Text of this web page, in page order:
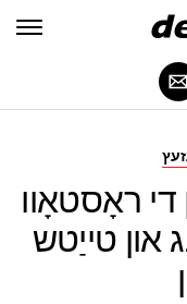
די ראָסטאָוו
און טייַטש